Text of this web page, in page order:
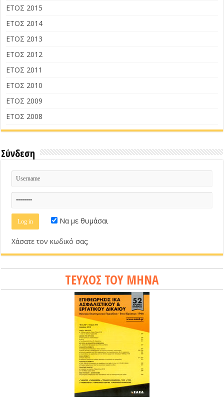
ΕΤΟΣ 2015
ΕΤΟΣ 2014
ΕΤΟΣ 2013
ΕΤΟΣ 2012
ΕΤΟΣ 2011
ΕΤΟΣ 2010
ΕΤΟΣ 2009
ΕΤΟΣ 2008
Σύνδεση
Να με θυμάσαι
Χάσατε τον κωδικό σας;
ΤΕΥΧΟΣ ΤΟΥ ΜΗΝΑ